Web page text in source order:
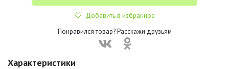
Добавить в избранное
Понравился товар? Расскажи друзьям
Характеристики